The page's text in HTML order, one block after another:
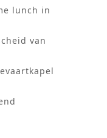
lunch in
van